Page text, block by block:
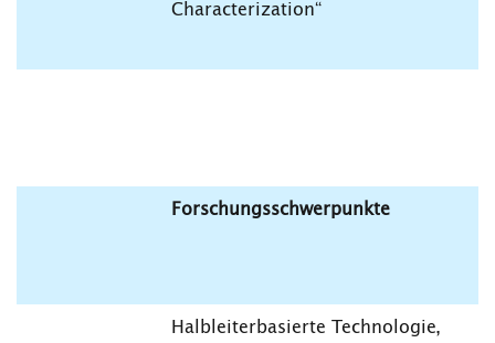
Characterization“
Forschungsschwerpunkte
Halbleiterbasierte Technologie,